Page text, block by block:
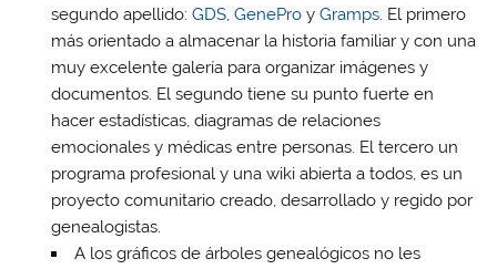
segundo apellido: GDS, GenePro y Gramps. El primero
más orientado a almacenar la historia familiar y con una
muy excelente galería para organizar imágenes y
documentos. El segundo tiene su punto fuerte en
hacer estadísticas, diagramas de relaciones
emocionales y médicas entre personas. El tercero un
programa profesional y una wiki abierta a todos, es un
proyecto comunitario creado, desarrollado y regido por
genealogistas.
A los gráficos de árboles genealógicos no les